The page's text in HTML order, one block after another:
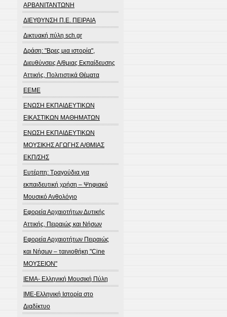
ΑΡΒΑΝΙΤΑΝΤΩΝΗ
ΔΙΕΥΘΥΝΣΗ Π.Ε. ΠΕΙΡΑΙΑ
Δικτυακή πύλη sch.gr
Δράση: "Βρες μια ιστορία",
Διευθύνσεις Α/θμιας Εκπαίδευσης
Αττικής, Πολιτιστικά Θέματα
ΕΕΜΕ
ΕΝΩΣΗ ΕΚΠΑΙΔΕΥΤΙΚΩΝ
ΕΙΚΑΣΤΙΚΩΝ ΜΑΘΗΜΑΤΩΝ
ΕΝΩΣΗ ΕΚΠΑΙΔΕΥΤΙΚΩΝ
ΜΟΥΣΙΚΗΣ ΑΓΩΓΗΣ Α/ΘΜΙΑΣ
ΕΚΠ/ΣΗΣ
Ευτέρπη: Τραγούδια για
εκπαιδευτική χρήση – Ψηφιακό
Μουσικό Ανθολόγιο
Εφορεία Αρχαιοτήτων Δυτικής
Αττικής, Πειραιώς και Νήσων
Εφορεία Αρχαιοτήτων Πειραιώς
και Νήσων – ταινιοθήκη "Cine
ΜΟΥΣΕΙΟΝ"
ΙΕΜΑ- Ελληνική Μουσική Πύλη
ΙΜΕ-Ελληνική Ιστορία στο
Διαδίκτυο